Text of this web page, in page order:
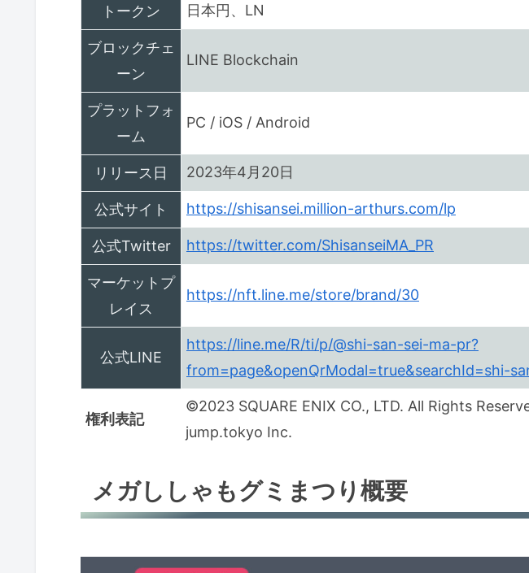
トークン 日本円、LN
ブロックチェ
ーン
LINE Blockchain
プラットフォ
ーム
PC / iOS / Android
リリース日 2023年4月20日
公式サイト https://shisansei.million-arthurs.com/lp
公式Twitter https://twitter.com/ShisanseiMA_PR
マーケットプ
レイス
https://nft.line.me/store/brand/30
公式LINE
https://line.me/R/ti/p/@shi-san-sei-ma-pr?
from=page&openQrModal=true&searchId=shi-
権利表記
©2023 SQUARE ENIX CO., LTD. All Rights
jump.tokyo Inc.
メガししゃもグミまつり概要